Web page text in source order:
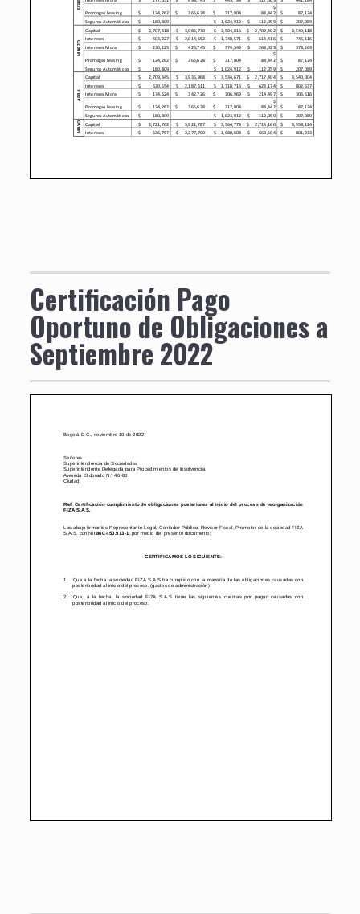
Certificación Pago
Oportuno de Obligaciones a
Septiembre 2022